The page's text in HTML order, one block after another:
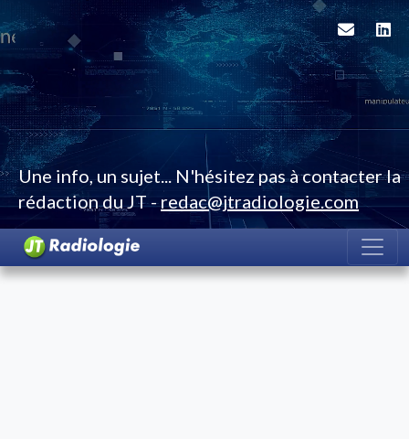
Une info, un sujet... N'hésitez pas à contacter la
rédaction du JT -redac@jtradiologie.com